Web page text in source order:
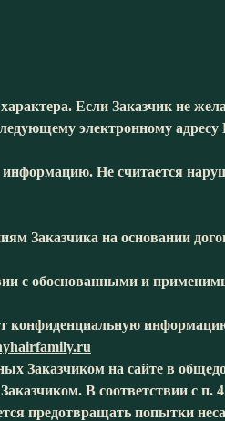
Если Заказчик не
электронному адресу
Не считается
Заказчика на основании
обоснованными и
Заказчиком на сайте в
В соответствии с п. 4
предотвращать попытки